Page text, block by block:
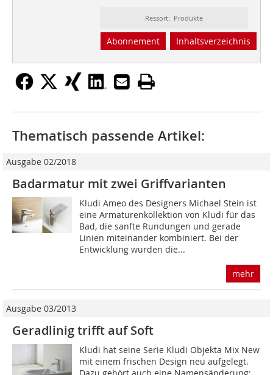
Ressort: Produkte
Abonnement Inhaltsverzeichnis
Thematisch passende Artikel:
Ausgabe 02/2018
Badarmatur mit zwei Griffvarianten
Kludi Ameo des Designers Michael Stein ist
eine Armaturenkollektion von Kludi für das
Bad, die sanfte Rundungen und gerade
Linien miteinander kombiniert. Bei der
Entwicklung wurden die...
mehr
Ausgabe 03/2013
Geradlinig trifft auf Soft
Kludi hat seine Serie Kludi Objekta Mix New
mit einem frischen Design neu aufgelegt.